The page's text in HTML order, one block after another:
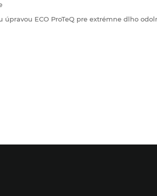
úpravou ECO ProTeQ pre extrémne dlho